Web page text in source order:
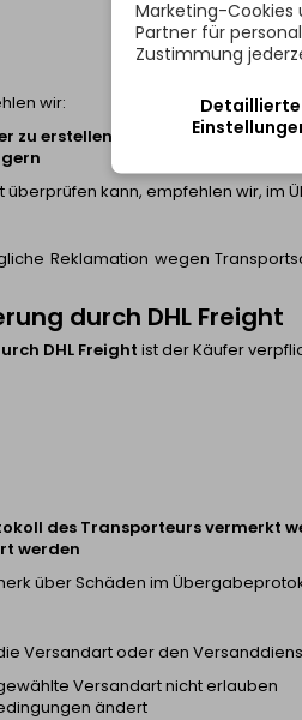
wir:
zu erstellen
überprüfen kann, empfehlen wir,
Reklamation wegen
durch DHL Freight
DHL Freight ist der Käufer
des Transporteurs vermerkt
werden
über Schäden im
Versandart oder den
Versandart nicht erlauben
ändert
Marketing-Cookies
Partner für
Zustimmung
Detaillierte